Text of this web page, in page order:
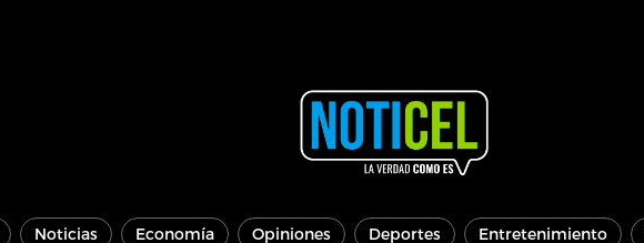
Noticias Economía Opiniones Deportes Entretenimiento